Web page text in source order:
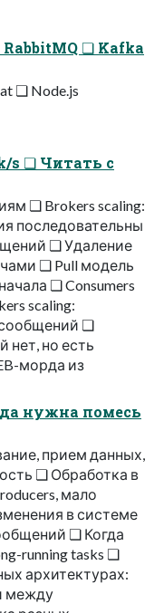
❏ Kafka
❏ Node.js
s ❏ Читать с
❏ Brokers scaling:
последовательны
❏ Удаление
❏ Pull модель
❏ Consumers
scaling:
❏
нет, но есть
морда из
нужна помесь
прием данных,
❏ Обработка в
мало
в системе
❏ Когда
running tasks ❏
архитектурах:
между